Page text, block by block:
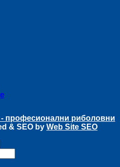
професионални риболовни
& SEO by Web Site SEO